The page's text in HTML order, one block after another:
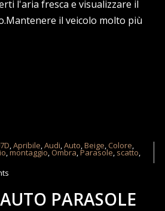
l'aria fresca e visualizzare il
il veicolo molto più
,Apribile,Audi,Auto,Beige, Colore,
,montaggio, Ombra,Parasole, scatto,
PARASOLE